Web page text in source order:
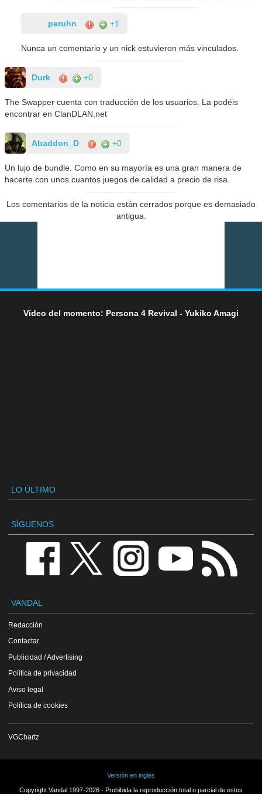
peruhn +1
Nunca un comentario y un nick estuvieron más vinculados.
Durk +0
The Swapper cuenta con traducción de los usuarios. La podéis
encontrar en ClanDLAN.net
Abaddon_D +0
Un lujo de bundle. Como en su mayoría es una gran manera de
hacerte con unos cuantos juegos de calidad a precio de risa.
Los comentarios de la noticia están cerrados porque es demasiado
antigua.
Vídeo del momento: Persona 4 Revival - Yukiko Amagi
LO ÚLTIMO
SÍGUENOS
VANDAL
Redacción
Contactar
Publicidad / Advertising
Política de privacidad
Aviso legal
Política de cookies
VGChartz
Versión en inglés
Copyright Vandal 1997-2026 - Prohibida la reproducción total o parcial de estos